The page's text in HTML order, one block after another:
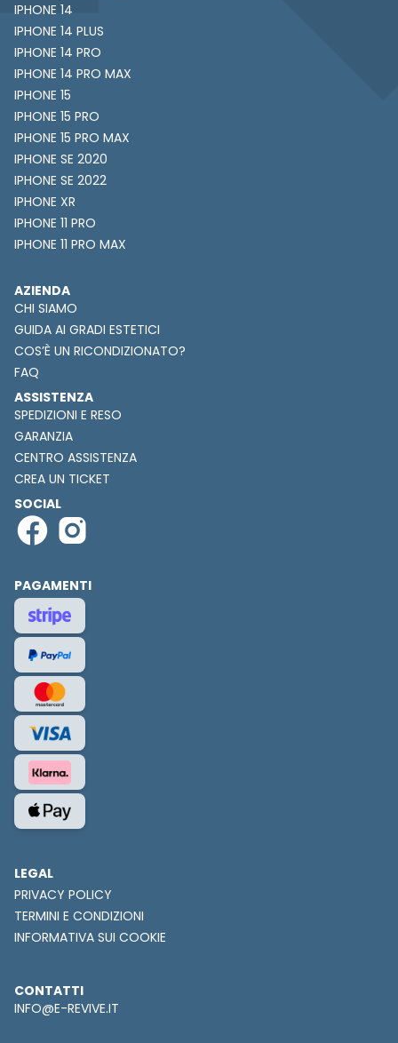
IPHONE 14
IPHONE 14 PLUS
IPHONE 14 PRO
IPHONE 14 PRO MAX
IPHONE 15
IPHONE 15 PRO
IPHONE 15 PRO MAX
IPHONE SE 2020
IPHONE SE 2022
IPHONE XR
IPHONE 11 PRO
IPHONE 11 PRO MAX
AZIENDA
CHI SIAMO
GUIDA AI GRADI ESTETICI
COS’È UN RICONDIZIONATO?
FAQ
ASSISTENZA
SPEDIZIONI E RESO
GARANZIA
CENTRO ASSISTENZA
CREA UN TICKET
SOCIAL
PAGAMENTI
LEGAL
PRIVACY POLICY
TERMINI E CONDIZIONI
INFORMATIVA SUI COOKIE
CONTATTI
INFO@E-REVIVE.IT